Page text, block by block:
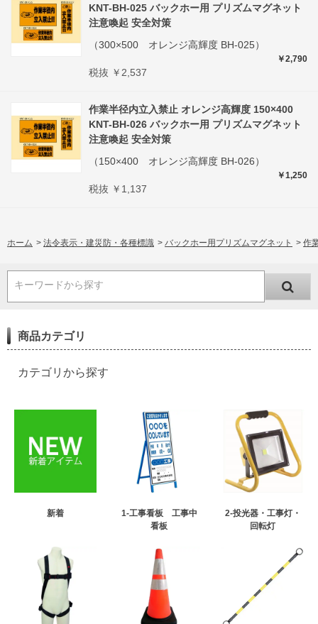
KNT-BH-025 バックホー用 プリズムマグネット
注意喚起 安全対策
（300×500 オレンジ高輝度 BH-025）
￥2,790
税抜 ￥2,537
作業半径内立入禁止 オレンジ高輝度 150×400
KNT-BH-026 バックホー用 プリズムマグネット
注意喚起 安全対策
（150×400 オレンジ高輝度 BH-026）
￥1,250
税抜 ￥1,137
ホーム > 法令表示・建災防・各種標識 > バックホー用プリズムマグネット > 作
キーワードから探す
商品カテゴリ
カテゴリから探す
新着
1-工事看板 工事中
看板
2-投光器・工事灯・
回転灯